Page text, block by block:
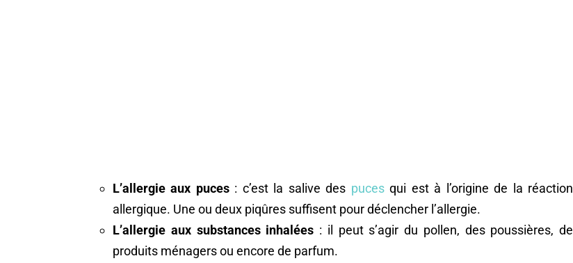
L’allergie aux puces: c’est la salive des pucesqui est à l’origine de la réaction
allergique. Une ou deux piqûres suffisent pour déclencher l’allergie.
L’allergie aux substances inhalées : il peut s’agir du pollen, des poussières, de
produits ménagers ou encore de parfum.